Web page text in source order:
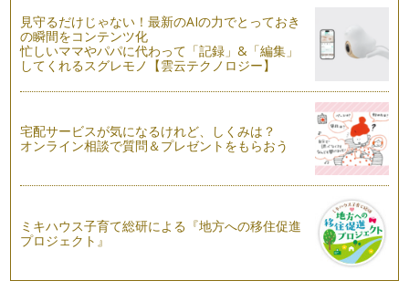
見守るだけじゃない！最新のAIの力でとっておき
の瞬間をコンテンツ化
忙しいママやパパに代わって「記録」&「編集」
してくれるスグレモノ【雲云テクノロジー】
宅配サービスが気になるけれど、しくみは？
オンライン相談で質問＆プレゼントをもらおう
ミキハウス子育て総研による『地方への移住促進
プロジェクト』